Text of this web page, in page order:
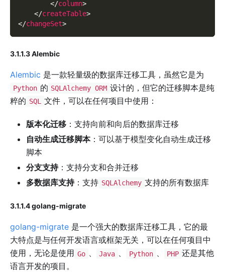
</column>
</createTable>
</changeSet>
3.1.1.3 Alembic
Alembic 是一款轻量级的数据库迁移工具，虽然它是为
Python 的 SQLAlchemy ORM 设计的，但它的迁移脚本是纯
粹的 SQL 文件，可以在任何项目中使用：
版本化迁移 ：支持向前和向后的数据库迁移
自动生成迁移脚本：可以基于模型变化自动生成迁移
脚本
分支支持：支持分支和合并迁移
多数据库支持：支持 SQLAlchemy 支持的所有数据库
3.1.1.4 golang-migrate
golang-migrate 是一个强大的数据库迁移工具，它的最
大特点是与任何开发语言或框架无关，可以在任何项目中
使用，无论是使用 Go 、 Java 、 Python 、 PHP 还是其他
语言开发的项目。